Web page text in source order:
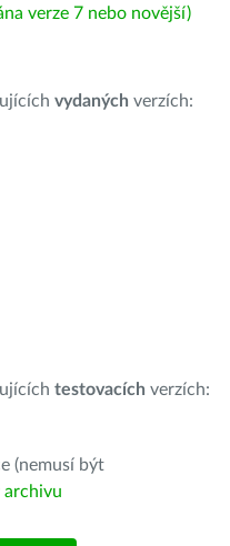
verze 7 nebo novější)
vydaných verzích:
testovacích verzích:
(nemusí být
archivu